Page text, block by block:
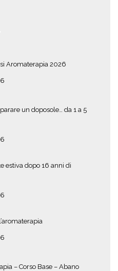
Aromaterapia 2026
un doposole… da 1 a 5
estiva dopo 16 anni di
– Corso Base – Abano